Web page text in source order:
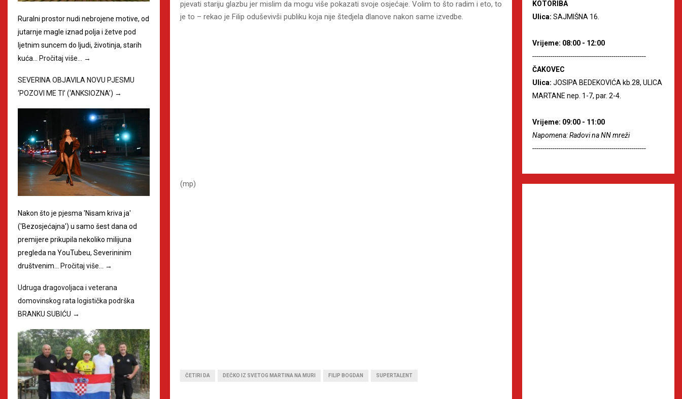
pjevati stariju glazbu jer mislim da mogu više pokazati svoje osjećaje. Volim to što radim i eto, to
je to – rekao je Filip oduševivši publiku koja nije štedjela dlanove nakon same izvedbe.
(mp)
ČETIRI DA DEČKO IZ SVETOG MARTINA NA MURI FILIP BOGDAN SUPERTALENT
Ruralni prostor nudi nebrojene motive, od
jutarnje magle iznad polja i žetve pod
ljetnim suncem do ljudi, životinja, starih
kuća…
Pročitaj više… →
SEVERINA OBJAVILA NOVU PJESMU
‘POZOVI ME TI’ (‘ANKSIOZNA’) →
Nakon što je pjesma 'Nisam kriva ja'
('Bezosjećajna') u samo šest dana od
premijere prikupila nekoliko milijuna
pregleda na YouTubeu, Severininim
društvenim…
Pročitaj više… →
Udruga dragovoljaca i veterana
domovinskog rata logistička podrška
BRANKU SUBIĆU →
KOTORIBA
Ulica: SAJMIŠNA 16.
Vrijeme: 08:00 - 12:00
--------------------------------------------------------
ČAKOVEC
Ulica: JOSIPA BEDEKOVIĆA kb.28, ULICA
MARTANE nep. 1-7, par. 2-4.
Vrijeme: 09:00 - 11:00
Napomena: Radovi na NN mreži
--------------------------------------------------------